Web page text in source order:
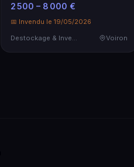
2 500 – 8 000 €
📅 Invendu le 19/05/2026
Voiron